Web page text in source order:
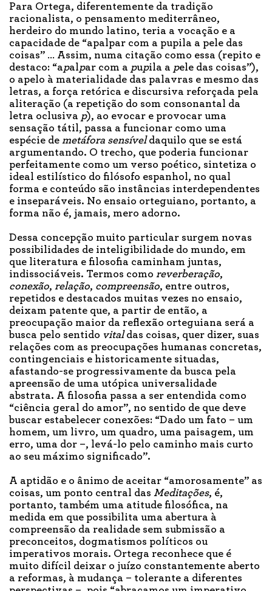
Para Ortega, diferentemente da tradição
racionalista, o pensamento mediterrâneo,
herdeiro do mundo latino, teria a vocação e a
capacidade de “apalpar com a pupila a pele das
coisas” … Assim, numa citação como essa (repito e
destaco: “apalpar com a pupila a pele das coisas”),
o apelo à materialidade das palavras e mesmo das
letras, a força retórica e discursiva reforçada pela
aliteração (a repetição do som consonantal da
letra oclusiva p), ao evocar e provocar uma
sensação tátil, passa a funcionar como uma
espécie de metáfora sensíveldaquilo que se está
argumentando. O trecho, que poderia funcionar
perfeitamente como um verso poético, sintetiza o
ideal estilístico do filósofo espanhol, no qual
forma e conteúdo são instâncias interdependentes
e inseparáveis. No ensaio orteguiano, portanto, a
forma não é, jamais, mero adorno.
Dessa concepção muito particular surgem novas
possibilidades de inteligibilidade do mundo, em
que literatura e filosofia caminham juntas,
indissociáveis. Termos como reverberação,
conexão, relação, compreensão, entre outros,
repetidos e destacados muitas vezes no ensaio,
deixam patente que, a partir de então, a
preocupação maior da reflexão orteguiana será a
busca pelo sentido vitaldas coisas, quer dizer, suas
relações com as preocupações humanas concretas,
contingenciais e historicamente situadas,
afastando-se progressivamente da busca pela
apreensão de uma utópica universalidade
abstrata. A filosofia passa a ser entendida como
“ciência geral do amor”, no sentido de que deve
buscar estabelecer conexões: “Dado um fato – um
homem, um livro, um quadro, uma paisagem, um
erro, uma dor –, levá-lo pelo caminho mais curto
ao seu máximo significado”.
A aptidão e o ânimo de aceitar “amorosamente” as
coisas, um ponto central das Meditações, é,
portanto, também uma atitude filosófica, na
medida em que possibilita uma abertura à
compreensão da realidade sem submissão a
preconceitos, dogmatismos políticos ou
imperativos morais. Ortega reconhece que é
muito difícil deixar o juízo constantemente aberto
a reformas, à mudança – tolerante a diferentes